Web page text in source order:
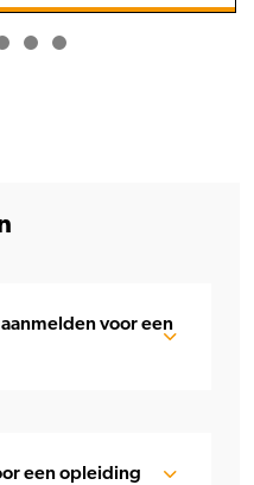
voor een
een opleiding